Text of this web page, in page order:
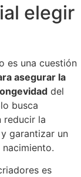
elegir
es una cuestión
asegurar la
del
busca
reducir la
garantizar un
es